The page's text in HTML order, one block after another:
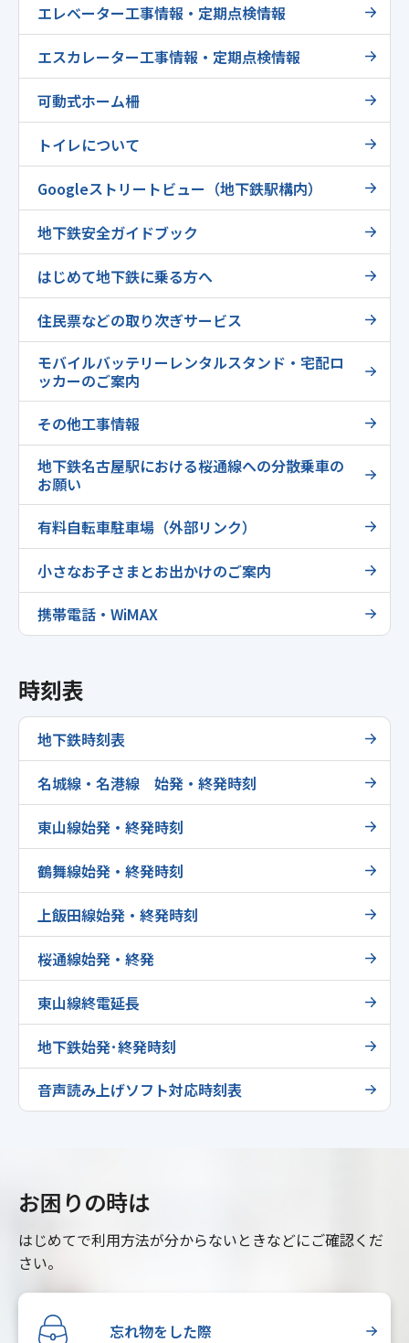
エレベーター工事情報・定期点検情報
エスカレーター工事情報・定期点検情報
可動式ホーム柵
トイレについて
Googleストリートビュー（地下鉄駅構内）
地下鉄安全ガイドブック
はじめて地下鉄に乗る方へ
住民票などの取り次ぎサービス
モバイルバッテリーレンタルスタンド・宅配ロ
ッカーのご案内
その他工事情報
地下鉄名古屋駅における桜通線への分散乗車の
お願い
有料自転車駐車場（外部リンク）
小さなお子さまとお出かけのご案内
携帯電話・WiMAX
時刻表
地下鉄時刻表
名城線・名港線 始発・終発時刻
東山線始発・終発時刻
鶴舞線始発・終発時刻
上飯田線始発・終発時刻
桜通線始発・終発
東山線終電延長
地下鉄始発･終発時刻
音声読み上げソフト対応時刻表
お困りの時は
はじめてで利用方法が分からないときなどにご確認くだ
さい。
忘れ物をした際